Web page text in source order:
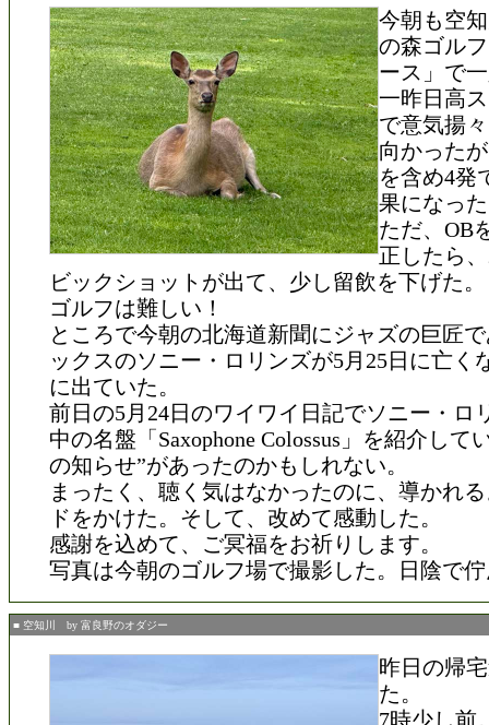
今朝も空
の森ゴル
ース」で
一昨日高
で意気揚
向かった
を含め4発
果になっ
ただ、OB
正したら
ビックショットが出て、少し留飲を下げた。
ゴルフは難しい！
ところで今朝の北海道新聞にジャズの巨匠
ックスのソニー・ロリンズが5月25日に亡く
に出ていた。
前日の5月24日のワイワイ日記でソニー・ロ
中の名盤「Saxophone Colossus」を紹介して
の知らせ”があったのかもしれない。
まったく、聴く気はなかったのに、導かれ
ドをかけた。そして、改めて感動した。
感謝を込めて、ご冥福をお祈りします。
写真は今朝のゴルフ場で撮影した。日陰で
■ 空知川 by 富良野のオダジー
昨日の帰
た。
7時少し前